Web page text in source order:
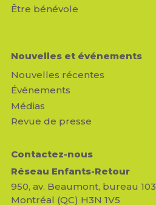
Être bénévole
Nouvelles et événements
Nouvelles récentes
Événements
Médias
Revue de presse
Contactez-nous
Réseau Enfants-Retour
950, av. Beaumont, bureau 103
Montréal (QC) H3N 1V5